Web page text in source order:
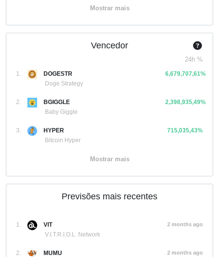
Mostrar mais
Vencedor
24h %
1.
DOGESTR
Doge Strategy
6,679,707,61%
2.
BGIGGLE
Baby Giggle
2,398,935,49%
3.
HYPER
Bitcoin Hyper
715,035,43%
Mostrar mais
Previsões mais recentes
1.
VIT
V.I.T.R.I.O.L. Network
2 months ago
2.
MUMU
2 months ago